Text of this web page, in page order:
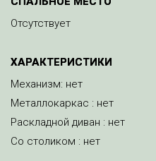
Отсутствует
ХАРАКТЕРИСТИКИ
Механизм: нет
Металлокаркас : нет
Раскладной диван : нет
Со столиком : нет